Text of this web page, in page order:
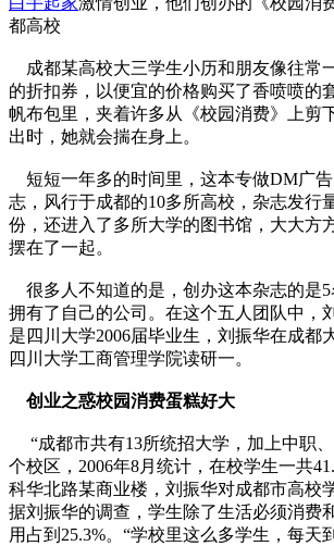
都高校
成都某高校大三学生小历和朋友像往常
的折扣券，以便宜的价格购买了香喷喷的
帆布包里，夹着许多从《校园消费》上剪
出时，她就会揣在身上。
短短一年多的时间里，这本专做DM广
志，风行于成都的10多所高校，杂志发行
份，还进入了多所大学的图书馆，大大方
摆在了一起。
很多人不知道的是，创办这本杂志的是5
拥有了自己的公司。在这个五人团队中，
是四川大学2006届毕业生，刘振华在成都
四川大学工商管理学院读研一。
创业之惑校园消费蛋糕好大
“成都市共有13所统招大学，加上中职
个校区，2006年8月统计，在校学生一共
科华北路某商业楼，刘振华对成都市高校
据刘振华的调查，学生除了生活必须消费
用占到25.3%。“学校里这么多学生，每天